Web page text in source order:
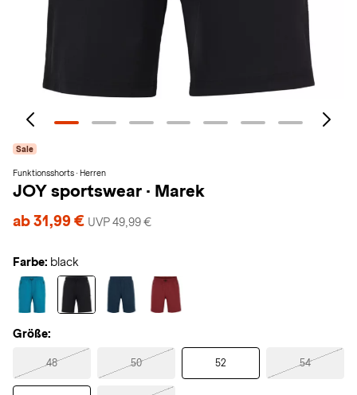
Sale
Funktionsshorts · Herren
JOY sportswear · Marek
ab 31,99 € UVP 49,99 €
Farbe: black
Größe:
48 50 52 54